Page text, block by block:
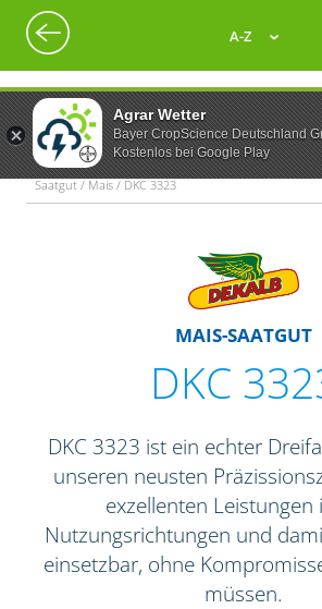
Agrar Wetter
Bayer CropScience Deutschland
Kostenlos bei Google Play
A-Z
Saatgut / Mais / DKC 3323
MAIS-SAATGUT
DKC
DKC 3323 ist ein echter
unseren neusten
exzellenten Leistungen
Nutzungsrichtungen und
einsetzbar, ohne
müssen.